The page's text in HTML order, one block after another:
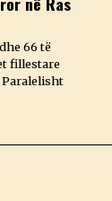
66 të
fillestare